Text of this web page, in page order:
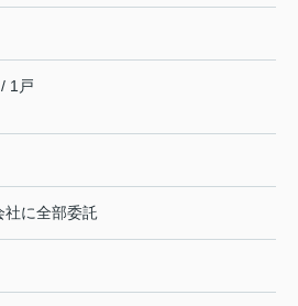
1戸
社に全部委託